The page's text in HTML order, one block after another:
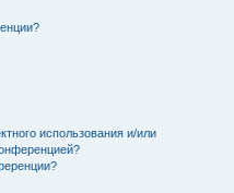
использования и/или